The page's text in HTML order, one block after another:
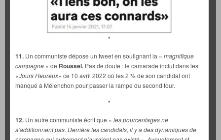
*
11. Un communiste dépose un tweet en soulignant la « magnifique
campagne » de Roussel. Pas de doute : le camarade inclut dans les
«Jours Heureux» ce 10 avril 2022 où les 2 % de son candidat ont
manqué à Mélenchon pour passer la rampe du second tour.
*
12. Un autre communiste écrit que « les pourcentages ne
s’additionnent pas. Derrière les candidats, il y a des dynamiques de